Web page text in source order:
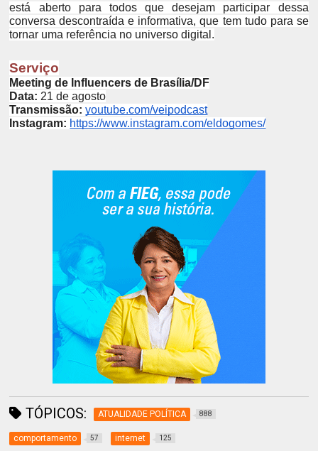
está aberto para todos que desejam participar dessa
conversa descontraída e informativa, que tem tudo para se
tornar uma referência no universo digital.
Serviço
Meeting de Influencers de Brasília/DF
Data: 21 de agosto
Transmissão:youtube.com/veipodcast
Instagram: https://www.instagram.com/eldogomes/
TÓPICOS: ATUALIDADE POLÍTICA 888
comportamento 57 internet 125